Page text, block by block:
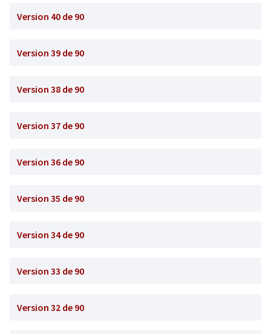
Version 40 de 90
Version 39 de 90
Version 38 de 90
Version 37 de 90
Version 36 de 90
Version 35 de 90
Version 34 de 90
Version 33 de 90
Version 32 de 90